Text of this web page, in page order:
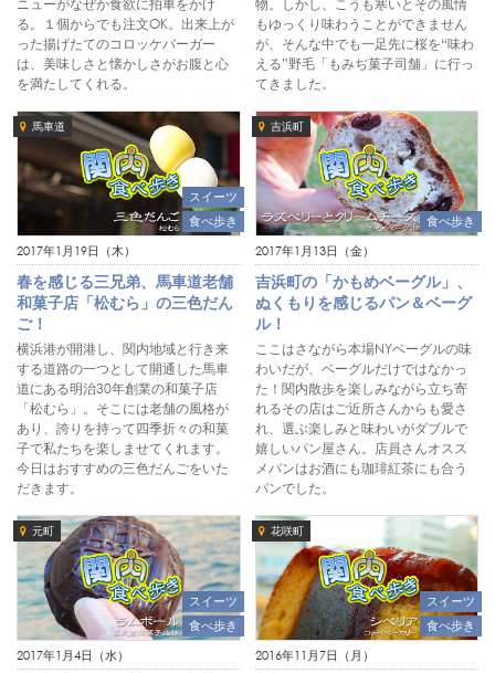
ニューがなぜか食欲に拍車をかけ
る。１個からでも注文OK。出来上が
った揚げたてのコロッケバーガー
は、美味しさと懐かしさがお腹と心
を満たしてくれる。
物。しかし、こうも寒いとその風情
もゆっくり味わうことができません
が、そんな中でも一足先に桜を“味わ
える”野毛「もみぢ菓子司舗」に行っ
てきました。
馬車道
スイーツ
食べ歩き
2017年1月19日（木）
春を感じる三兄弟、馬車道老舗
和菓子店「松むら」の三色だん
ご！
横浜港が開港し、関内地域と行き来
する道路の一つとして開通した馬車
道にある明治30年創業の和菓子店
「松むら」。そこには老舗の風格が
あり、誇りを持って四季折々の和菓
子で私たちを楽しませてくれます。
今日はおすすめの三色だんごをいた
だきます。
吉浜町
食べ歩き
2017年1月13日（金）
吉浜町の「かもめベーグル」、
ぬくもりを感じるパン＆ベーグ
ル！
ここはさながら本場NYベーグルの味
わいだが、ベーグルだけではなかっ
た！関内散歩を楽しみながら立ち寄
れるその店はご近所さんからも愛さ
れ、選ぶ楽しみと味わいがダブルで
嬉しいパン屋さん。店員さんオスス
メパンはお酒にも珈琲紅茶にも合う
パンでした。
元町
スイーツ
食べ歩き
2017年1月4日（水）
花咲町
スイーツ
食べ歩き
2016年11月7日（月）